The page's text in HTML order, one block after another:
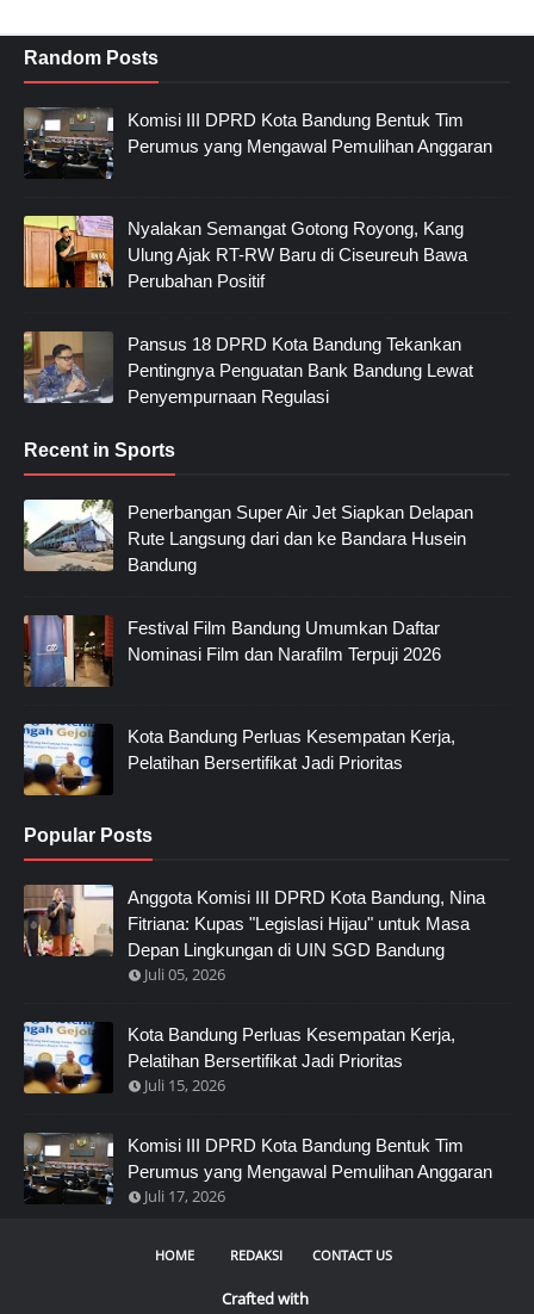
Random Posts
Komisi III DPRD Kota Bandung Bentuk Tim
Perumus yang Mengawal Pemulihan Anggaran
Nyalakan Semangat Gotong Royong, Kang
Ulung Ajak RT-RW Baru di Ciseureuh Bawa
Perubahan Positif
Pansus 18 DPRD Kota Bandung Tekankan
Pentingnya Penguatan Bank Bandung Lewat
Penyempurnaan Regulasi
Recent in Sports
Penerbangan Super Air Jet Siapkan Delapan
Rute Langsung dari dan ke Bandara Husein
Bandung
Festival Film Bandung Umumkan Daftar
Nominasi Film dan Narafilm Terpuji 2026
Kota Bandung Perluas Kesempatan Kerja,
Pelatihan Bersertifikat Jadi Prioritas
Popular Posts
Anggota Komisi III DPRD Kota Bandung, Nina
Fitriana: Kupas "Legislasi Hijau" untuk Masa
Depan Lingkungan di UIN SGD Bandung
Juli 05, 2026
Kota Bandung Perluas Kesempatan Kerja,
Pelatihan Bersertifikat Jadi Prioritas
Juli 15, 2026
Komisi III DPRD Kota Bandung Bentuk Tim
Perumus yang Mengawal Pemulihan Anggaran
Juli 17, 2026
HOME REDAKSI CONTACT US
Crafted with